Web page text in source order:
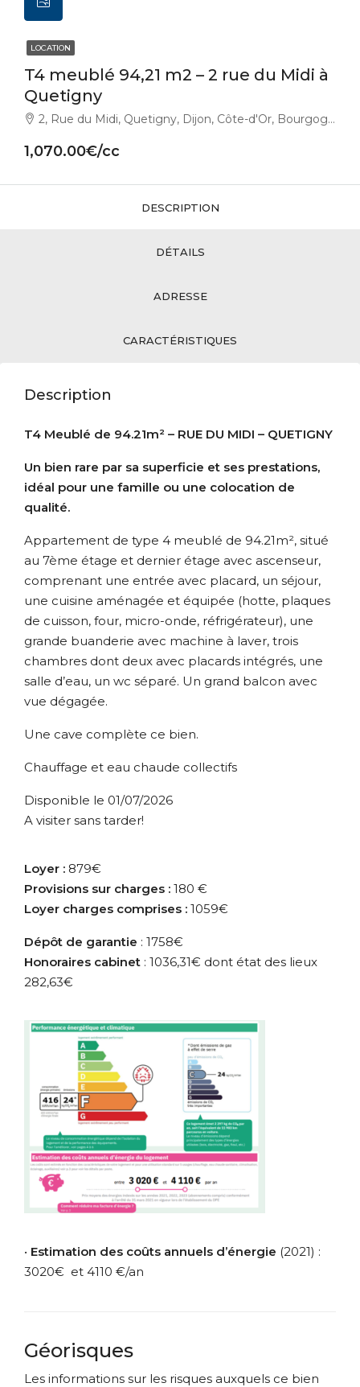
LOCATION
T4 meublé 94,21 m2 – 2 rue du Midi à
Quetigny
2, Rue du Midi, Quetigny, Dijon, Côte-d'Or, Bourgogne-Franche-Comté, France métropolitaine, 21800, France
1,070.00€/cc
DESCRIPTION
DÉTAILS
ADRESSE
CARACTÉRISTIQUES
Description
T4 Meublé de 94.21m² – RUE DU MIDI – QUETIGNY
Un bien rare par sa superficie et ses prestations,
idéal pour une famille ou une colocation de
qualité.
Appartement de type 4 meublé de 94.21m², situé
au 7ème étage et dernier étage avec ascenseur,
comprenant une entrée avec placard, un séjour,
une cuisine aménagée et équipée (hotte, plaques
de cuisson, four, micro-onde, réfrigérateur), une
grande buanderie avec machine à laver, trois
chambres dont deux avec placards intégrés, une
salle d’eau, un wc séparé. Un grand balcon avec
vue dégagée.
Une cave complète ce bien.
Chauffage et eau chaude collectifs
Disponible le 01/07/2026
A visiter sans tarder!
Loyer : 879€
Provisions sur charges : 180 €
Loyer charges comprises : 1059€
Dépôt de garantie : 1758€
Honoraires cabinet : 1036,31€ dont état des lieux
282,63€
• Estimation des coûts annuels d’énergie (2021) :
3020€ et 4110 €/an
Géorisques
Les informations sur les risques auxquels ce bien